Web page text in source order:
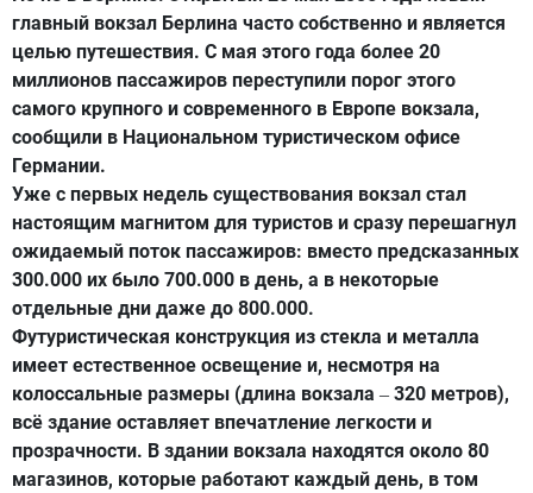
главный вокзал Берлина часто собственно и является
целью путешествия. С мая этого года более 20
миллионов пассажиров переступили порог этого
самого крупного и современного в Европе вокзала,
сообщили в Национальном туристическом офисе
Германии.
Уже с первых недель существования вокзал стал
настоящим магнитом для туристов и сразу перешагнул
ожидаемый поток пассажиров: вместо предсказанных
300.000 их было 700.000 в день, а в некоторые
отдельные дни даже до 800.000.
Футуристическая конструкция из стекла и металла
имеет естественное освещение и, несмотря на
колоссальные размеры (длина вокзала – 320 метров),
всё здание оставляет впечатление легкости и
прозрачности. В здании вокзала находятся около 80
магазинов, которые работают каждый день, в том